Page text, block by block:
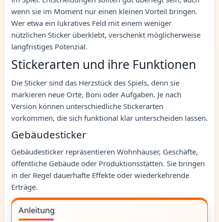
wenn sie im Moment nur einen kleinen Vorteil bringen.
Wer etwa ein lukratives Feld mit einem weniger
nützlichen Sticker überklebt, verschenkt möglicherweise
langfristiges Potenzial.
Stickerarten und ihre Funktionen
Die Sticker sind das Herzstück des Spiels, denn sie
markieren neue Orte, Boni oder Aufgaben. Je nach
Version können unterschiedliche Stickerarten
vorkommen, die sich funktional klar unterscheiden lassen.
Gebäudesticker
Gebäudesticker repräsentieren Wohnhäuser, Geschäfte,
öffentliche Gebäude oder Produktionsstätten. Sie bringen
in der Regel dauerhafte Effekte oder wiederkehrende
Erträge.
Anleitung